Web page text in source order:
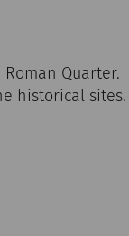
Quarter.
historical sites.